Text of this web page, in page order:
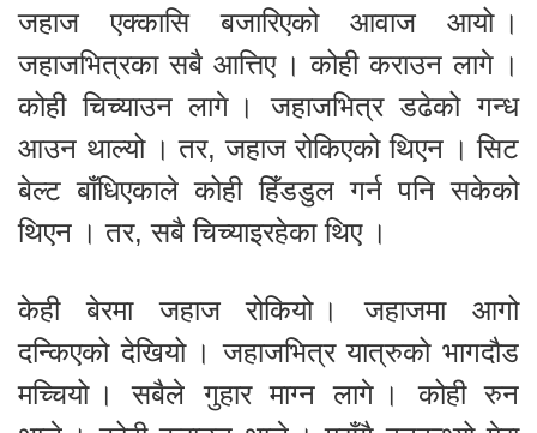
जहाज एक्कासि बजारिएको आवाज आयो ।
जहाजभित्रका सबै आत्तिए । कोही कराउन लागे ।
कोही चिच्याउन लागे । जहाजभित्र डढेको गन्ध
आउन थाल्यो । तर, जहाज रोकिएको थिएन । सिट
बेल्ट बाँधिएकाले कोही हिँडडुल गर्न पनि सकेको
थिएन । तर, सबै चिच्याइरहेका थिए ।
केही बेरमा जहाज रोकियो । जहाजमा आगो
दन्किएको देखियो । जहाजभित्र यात्रुको भागदौड
मच्चियो । सबैले गुहार माग्न लागे । कोही रुन